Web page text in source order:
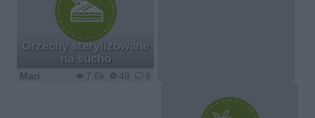
Orzechy sterylizowane
na sucho
7.6k 48 6
Mari